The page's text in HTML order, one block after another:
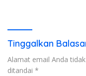
Tinggalkan
Alamat email Anda
ditandai *